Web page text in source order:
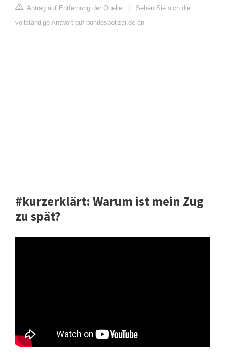
Antrag auf Entfernung der Quelle
Sehen Sie sich die
vollständige Antwort auf bundespolizei.de an
#kurzerklärt: Warum ist mein Zug
zu spät?